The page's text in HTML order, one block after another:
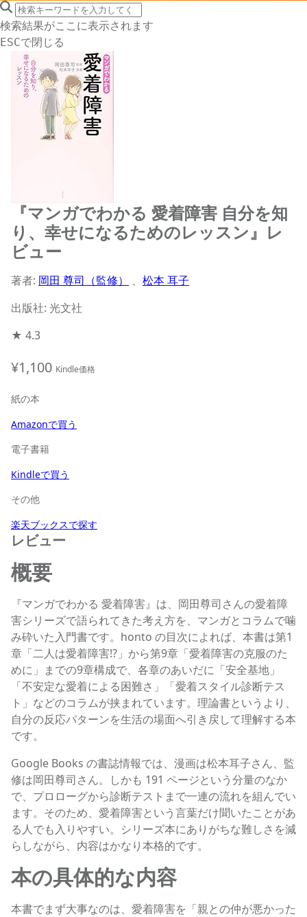
search icon
サイト内検索
検索結果がここに表示されます
ESCで閉じる
『マンガでわかる 愛着障害 自分を知
り、幸せになるためのレッスン』レ
ビュー
著者: 岡田 尊司（監修） 、 松本 耳子
出版社: 光文社
★ 4.3
¥1,100 Kindle価格
紙の本
Amazonで買う
電子書籍
Kindleで買う
その他
楽天ブックスで探す
レビュー
概要
『マンガでわかる 愛着障害』は、岡田尊司さんの愛着障
害シリーズで語られてきた考え方を、マンガとコラムで噛
み砕いた入門書です。honto の目次によれば、本書は第1
章「二人は愛着障害!?」から第9章「愛着障害の克服のた
めに」までの9章構成で、各章のあいだに「安全基地」
「不安定な愛着による困難さ」「愛着スタイル診断テス
ト」などのコラムが挟まれています。理論書というより、
自分の反応パターンを生活の場面へ引き戻して理解する本
です。
Google Books の書誌情報では、漫画は松本耳子さん、監
修は岡田尊司さん。しかも 191 ページという分量のなか
で、プロローグから診断テストまで一連の流れを組んでい
ます。そのため、愛着障害という言葉だけ聞いたことがあ
る人でも入りやすい。シリーズ本にありがちな難しさを減
らしながら、内容はかなり本格的です。
本の具体的な内容
本書でまず大事なのは、愛着障害を「親との仲が悪かった